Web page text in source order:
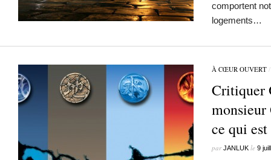
comportent
logements…
À CŒUR OUVERT
Critiquer
ce qui
parJANLUK le 9